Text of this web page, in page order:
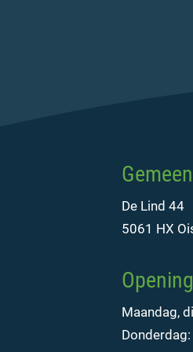
De Lind 44
5061 HX
Maandag,